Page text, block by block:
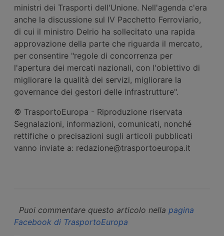
ministri dei Trasporti dell'Unione. Nell'agenda c'era
anche la discussione sul IV Pacchetto Ferroviario,
di cui il ministro Delrio ha sollecitato una rapida
approvazione della parte che riguarda il mercato,
per consentire "regole di concorrenza per
l'apertura dei mercati nazionali, con l'obiettivo di
migliorare la qualità dei servizi, migliorare la
governance dei gestori delle infrastrutture".
© TrasportoEuropa - Riproduzione riservata
Segnalazioni, informazioni, comunicati, nonché
rettifiche o precisazioni sugli articoli pubblicati
vanno inviate a: redazione@trasportoeuropa.it
Puoi commentare questo articolo nella pagina
Facebook di TrasportoEuropa